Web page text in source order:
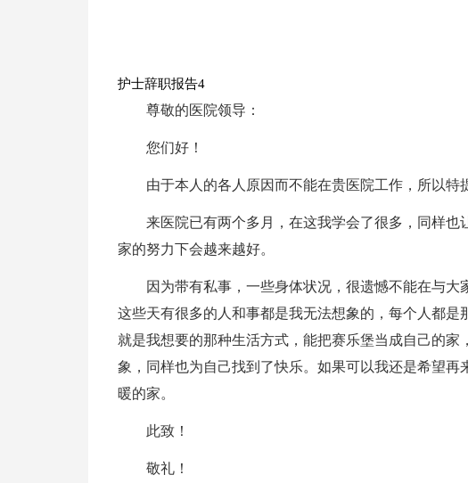
护士辞职报告4
尊敬的医院领导：
您们好！
由于本人的各人原因而不能在贵医院工作，所以特
来医院已有两个多月，在这我学会了很多，同样
家的努力下会越来越好。
因为带有私事，一些身体状况，很遗憾不能在与
这些天有很多的人和事都是我无法想象的，每个人都
就是我想要的那种生活方式，能把赛乐堡当成自己的
象，同样也为自己找到了快乐。如果可以我还是希望
暖的家。
此致！
敬礼！